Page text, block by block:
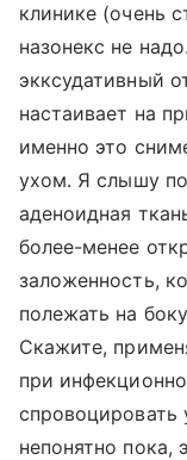
клинике (очень
назонекс не
экксудативный
настаивает на
именно это
ухом. Я слышу
аденоидная
более-менее
заложенность,
полежать на
Скажите,
при
спровоцировать
непонятно